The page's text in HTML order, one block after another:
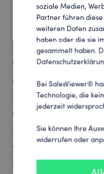
Globale Enterprise-
Carlsberg und
Incentive-Strategien
wurde die Integration
charakteristische
Enterprise
erste Kundenkontakt
zudem die Fähigkeit
die bestehende
implementiert
soziale Medien,
Partner führen
weiteren Daten
haben oder die sie
gesammelt haben.
Bei SalesViewer®
Technologie, die
jederzeit
Sie können Ihre
widerrufen oder